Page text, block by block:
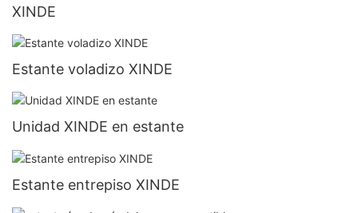
XINDE
Estante voladizo XINDE
Unidad XINDE en estante
Estante entrepiso XINDE